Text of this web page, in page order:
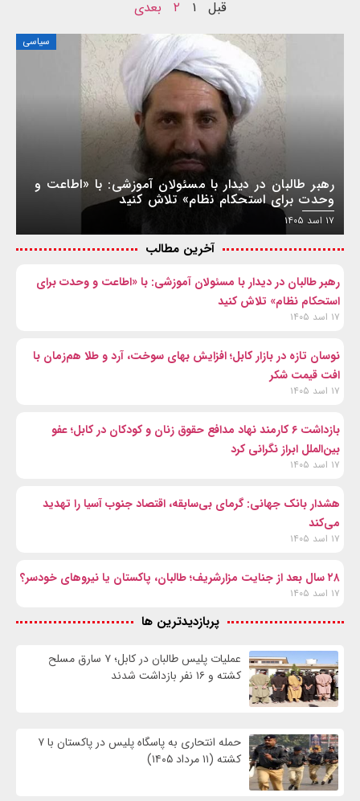
قبل ۱ ۲ بعدی
سیاسی
رهبر طالبان در دیدار با مسئولان آموزشی: با «اطاعت و
وحدت برای استحکام نظام» تلاش کنید
۱۷ اسد ۱۴۰۵
آخرین مطالب
رهبر طالبان در دیدار با مسئولان آموزشی: با «اطاعت و وحدت برای
استحکام نظام» تلاش کنید
۱۷ اسد ۱۴۰۵
نوسان تازه در بازار کابل؛ افزایش بهای سوخت، آرد و طلا هم‌زمان با
افت قیمت شکر
۱۷ اسد ۱۴۰۵
بازداشت ۶ کارمند نهاد مدافع حقوق زنان و کودکان در کابل؛ عفو
بین‌الملل ابراز نگرانی کرد
۱۷ اسد ۱۴۰۵
هشدار بانک جهانی: گرمای بی‌سابقه، اقتصاد جنوب آسیا را تهدید
می‌کند
۱۷ اسد ۱۴۰۵
۲۸ سال بعد از جنایت مزارشریف؛ طالبان، پاکستان یا نیروهای خودسر؟
۱۷ اسد ۱۴۰۵
پربازدیدترین ها
عملیات پلیس طالبان در کابل؛ ۷ سارق مسلح
کشته و ۱۶ نفر بازداشت شدند
حمله انتحاری به پاسگاه پلیس در پاکستان با ۷
کشته (۱۱ مرداد ۱۴۰۵)